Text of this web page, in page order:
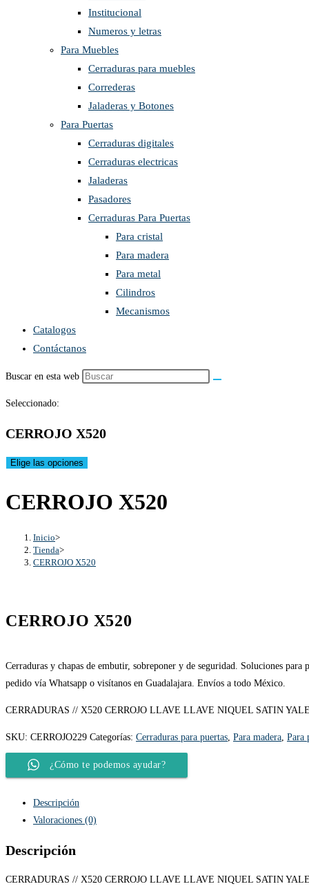
Institucional
Numeros y letras
Para Muebles
Cerraduras para muebles
Correderas
Jaladeras y Botones
Para Puertas
Cerraduras digitales
Cerraduras electricas
Jaladeras
Pasadores
Cerraduras Para Puertas
Para cristal
Para madera
Para metal
Cilindros
Mecanismos
Catalogos
Contáctanos
Buscar en esta web
Seleccionado:
CERROJO X520
Elige las opciones
CERROJO X520
Inicio>
Tienda>
CERROJO X520
CERROJO X520
Cerraduras y chapas de embutir, sobreponer y de seguridad. Soluciones para
pedido vía Whatsapp o visítanos en Guadalajara. Envíos a todo México.
CERRADURAS // X520 CERROJO LLAVE LLAVE NIQUEL SATIN
SKU: CERROJO229 Categorías: Cerraduras para puertas Para madera Para
¿Cómo te podemos ayudar?
Descripción
Valoraciones (0)
Descripción
CERRADURAS // X520 CERROJO LLAVE LLAVE NIQUEL SATIN